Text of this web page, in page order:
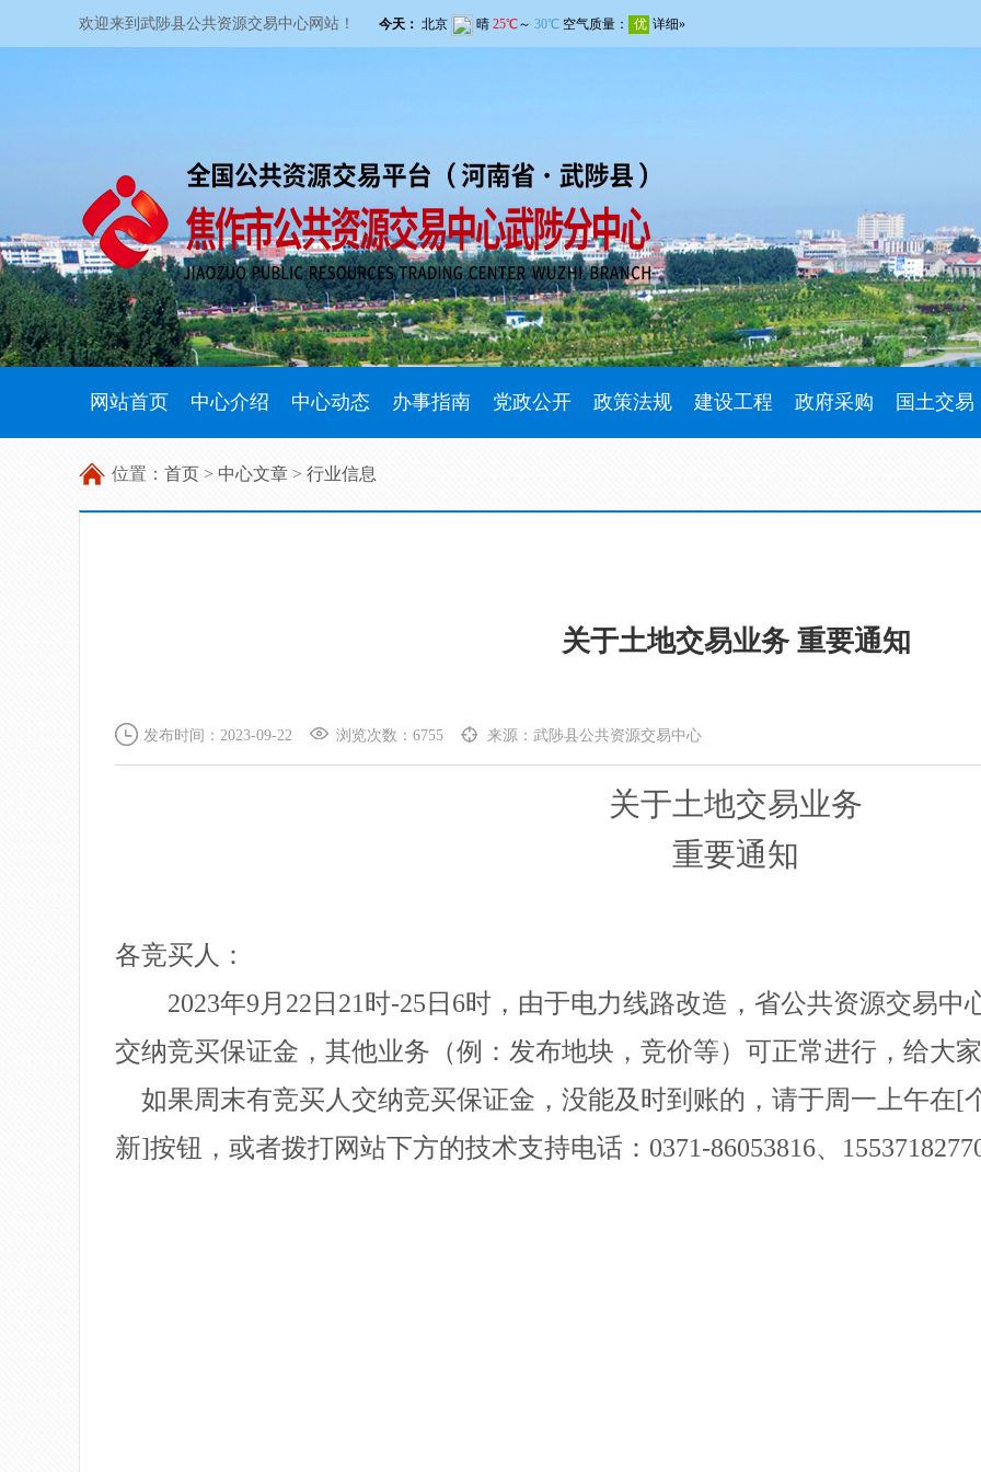
欢迎来到武陟县公共资源交易中心网站！
网站首页 中心介绍 中心动态 办事指南 党政公开 政策法规 建设工程 政府采购 国土交易
位置： 首页 > 中心文章 > 行业信息
关于土地交易业务 重要通知
发布时间：2023-09-22 浏览次数：6755 来源：武陟县公共资源交易中心
关于土地交易业务
重要通知
各竞买人：
2023年9月22日21时-25日6时，由于电力线路改造，省公共资源交易
交纳竞买保证金，其他业务（例：发布地块，竞价等）可正常进行，给大
如果周末有竞买人交纳竞买保证金，没能及时到账的，请于周一上午在[
新]按钮，或者拨打网站下方的技术支持电话：0371-86053816、